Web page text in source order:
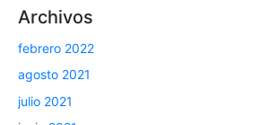
Archivos
febrero 2022
agosto 2021
julio 2021